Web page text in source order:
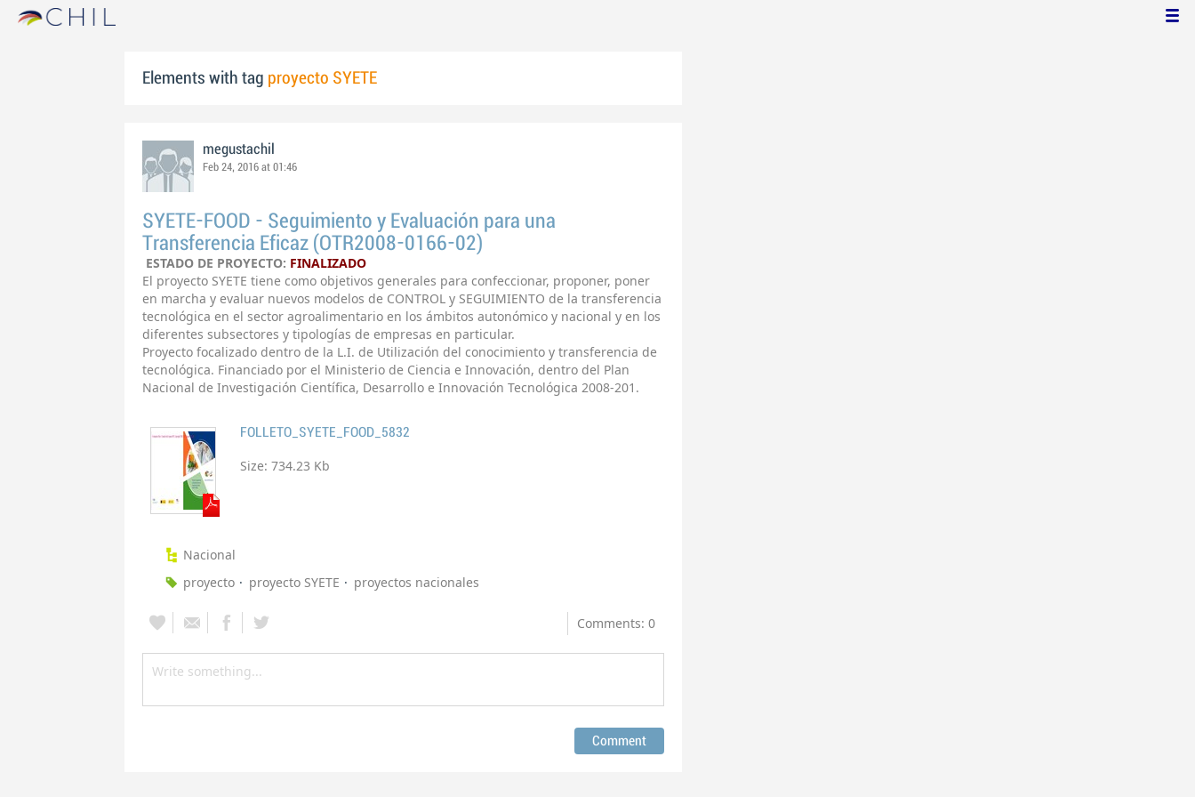
Elements with tag proyecto SYETE
megustachil
Feb 24, 2016 at 01:46
SYETE-FOOD - Seguimiento y Evaluación para una
Transferencia Eficaz (OTR2008-0166-02)
ESTADO DE PROYECTO: FINALIZADO
El proyecto SYETE tiene como objetivos generales para confeccionar, proponer, poner
en marcha y evaluar nuevos modelos de CONTROL y SEGUIMIENTO de la transferencia
tecnológica en el sector agroalimentario en los ámbitos autonómico y nacional y en los
diferentes subsectores y tipologías de empresas en particular.
Proyecto focalizado dentro de la L.I. de Utilización del conocimiento y transferencia de
tecnológica. Financiado por el Ministerio de Ciencia e Innovación, dentro del Plan
Nacional de Investigación Científica, Desarrollo e Innovación Tecnológica 2008-201.
FOLLETO_SYETE_FOOD_5832
Size: 734.23 Kb
Nacional
proyecto
proyecto SYETE proyectos nacionales
Comments: 0